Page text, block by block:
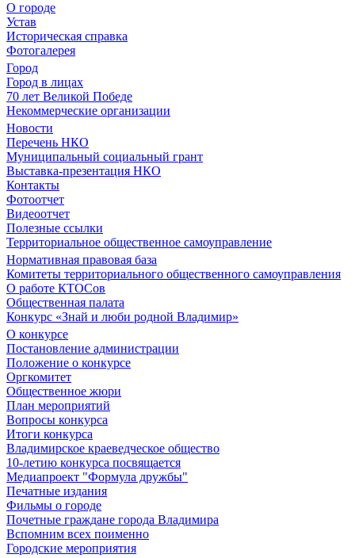
О городе
Устав
Историческая справка
Фотогалерея
Город
Город в лицах
70 лет Великой Победе
Некоммерческие организации
Новости
Перечень НКО
Муниципальный социальный грант
Выставка-презентация НКО
Контакты
Фотоотчет
Видеоотчет
Полезные ссылки
Территориальное общественное самоуправление
Нормативная правовая база
Комитеты территориального общественного самоуправления
О работе КТОСов
Общественная палата
Конкурс «Знай и люби родной Владимир»
О конкурсе
Постановление администрации
Положение о конкурсе
Оргкомитет
Общественное жюри
План мероприятий
Вопросы конкурса
Итоги конкурса
Владимирское краеведческое общество
10-летию конкурса посвящается
Медиапроект "Формула дружбы"
Печатные издания
Фильмы о городе
Почетные граждане города Владимира
Вспомним всех поименно
Городские мероприятия